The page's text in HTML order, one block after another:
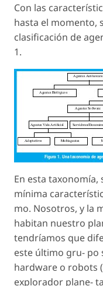
Con las
hasta el momento,
clasificación de
1.
En esta taxonomía,
mínima
mo. Nosotros, y la
habitan nuestro
tendríamos que
este último gru- po
hardware o robots
explorador plane-